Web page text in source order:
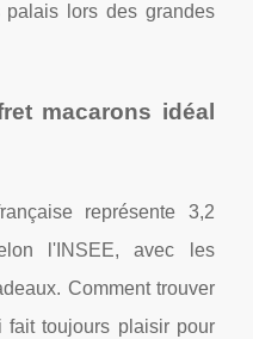
lors des grandes
macarons idéal
représente 3,2
l'INSEE, avec les
Comment trouver
fait toujours plaisir pour